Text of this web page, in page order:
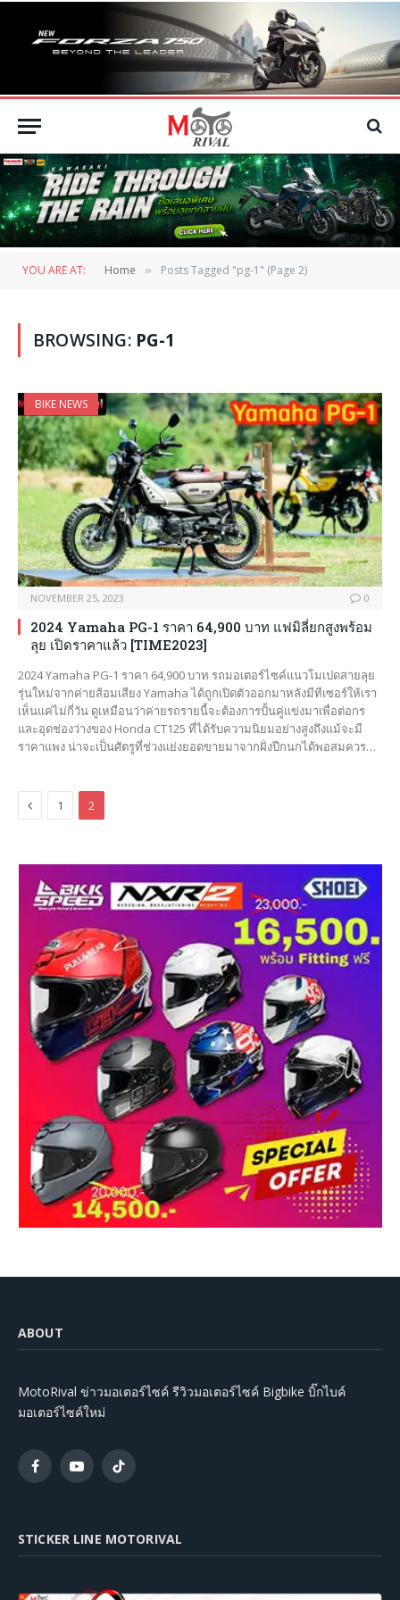
YOU ARE AT: Home » Posts Tagged "pg-1" (Page 2)
BROWSING: PG-1
BIKE NEWS
NOVEMBER 25, 2023 0
2024 Yamaha PG-1 ราคา 64,900 บาท แฟมิลี่ยกสูงพร้อม
ลุย เปิดราคาแล้ว [TIME2023]
2024 Yamaha PG-1 ราคา 64,900 บาท รถมอเตอร์ไซค์แนวโมเปดสายลุย
รุ่นใหม่จากค่ายส้อมเสียง Yamaha ได้ถูกเปิดตัวออกมาหลังมีทีเซอร์ให้เรา
เห็นแค่ไม่กี่วัน ดูเหมือนว่าค่ายรถรายนี้จะต้องการปั้นคู่แข่งมาเพื่อต่อกร
และอุดช่องว่างของ Honda CT125 ที่ได้รับความนิยมอย่างสูงถึงแม้จะมี
ราคาแพง น่าจะเป็นศัตรูที่ช่วงแย่งยอดขายมาจากฝั่งปีกนกได้พอสมควร…
Previous
1 2
ABOUT
MotoRival ข่าวมอเตอร์ไซค์ รีวิวมอเตอร์ไซค์ Bigbike บิ๊กไบค์
มอเตอร์ไซค์ใหม่
FacebookYouTubeTikTok
STICKER LINE MOTORIVAL